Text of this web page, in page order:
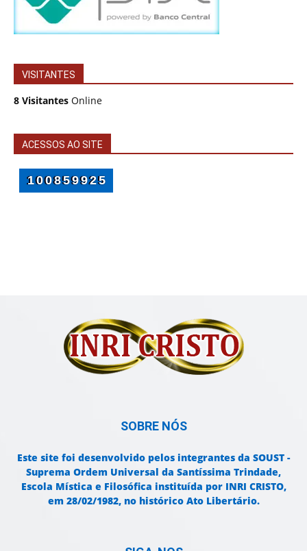
VISITANTES
8 Visitantes Online
ACESSOS AO SITE
SOBRE NÓS
Este site foi desenvolvido pelos integrantes da SOUST -
Suprema Ordem Universal da Santíssima Trindade,
Escola Mística e Filosófica instituída por INRI CRISTO,
em 28/02/1982, no histórico Ato Libertário.